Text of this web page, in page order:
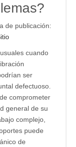
publicación:
cuando
ser
defectuoso.
comprometer
general de su
complejo,
puede
de